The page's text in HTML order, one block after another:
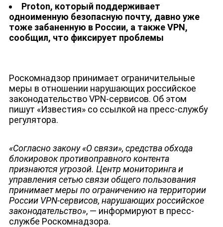
ДЕПУТАТЫ К СЪЕЗДУ
Proton, который поддерживает
одноименную безопасную почту, давно уже
тоже забаненную в России, а также VPN,
сообщил, что фиксирует проблемы
Роскомнадзор принимает ограничительные
меры в отношении нарушающих российское
законодательство VPN-cервисов. Об этом
пишут «Известия» со ссылкой на пресс-службу
регулятора.
«Согласно закону «О связи», средства обхода
блокировок противоправного контента
признаются угрозой. Центр мониторинга и
управления сетью связи общего пользования
принимает меры по ограничению на территории
России VPN-сервисов, нарушающих российское
законодательство», — информируют в пресс-
службе Роскомнадзора.